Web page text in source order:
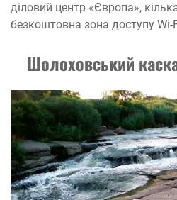
діловий центр «Європа»,
безкоштовна зона доступу Wi-
Шолоховський